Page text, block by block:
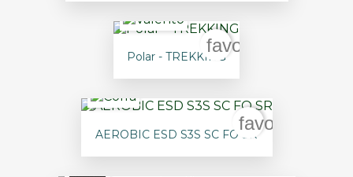
Polar - TREKKING
favorite_border
AEROBIC ESD S3S SC FO SR